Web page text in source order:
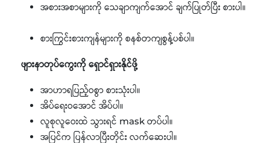
အစားအစာများကို သေချာကျက်အောင် ချက်ပြုတ်ပြီး စားပါ။
စားကြွင်းစားကျန်များကို စနစ်တကျစွန့်ပစ်ပါ။
ဖျားနာတုပ်ကွေးကို ရှောင်ရှားနိုင်ဖို့
အာဟာရပြည့်ဝစွာ စားသုံးပါ။
အိပ်ရေးဝအောင် အိပ်ပါ။
လူစုလူဝေးထဲ သွားရင် mask တပ်ပါ။
အပြင်က ပြန်လာပြီးတိုင်း လက်ဆေးပါ။